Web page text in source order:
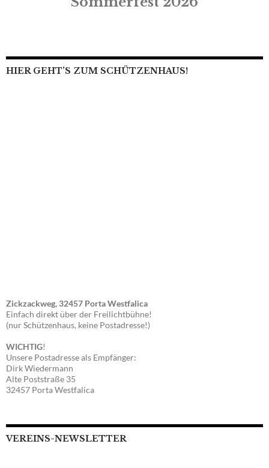
HIER GEHT’S ZUM SCHÜTZENHAUS!
Zickzackweg, 32457 Porta Westfalica
Einfach direkt über der Freilichtbühne!
(nur Schützenhaus, keine Postadresse!)
WICHTIG!
Unsere Postadresse als Empfänger:
Dirk Wiedermann
Alte Poststraße 35
32457 Porta Westfalica
VEREINS-NEWSLETTER